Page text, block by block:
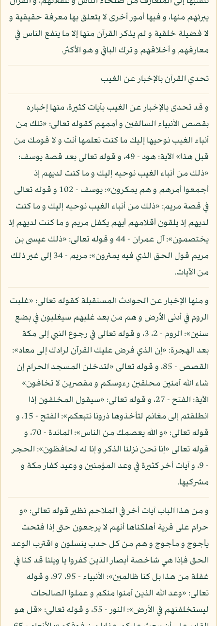
يبرئهم منها، و فيها أمور أخرى لا يتعلق بها معرفة حقيقية و
لا فضيلة خلقية و لم يذكر القرآن منها إلا ما ينفع الناس في
معارفهم و أخلاقهم و ترك الباقي و هو الأكثر.
تحدي القرآن بالإخبار عن الغيب
و قد تحدى بالإخبار عن الغيب بآيات كثيرة، منها إخباره
بقصص الأنبياء السالفين و أممهم كقوله تعالى: «تلك من
أنباء الغيب نوحيها إليك ما كنت تعلمها أنت و لا قومك من
قبل هذا» الآية: هود - 49، و قوله تعالى بعد قصة يوسف:
«ذلك من أنباء الغيب نوحيه إليك و ما كنت لديهم إذ
أجمعوا أمرهم و هم يمكرون»: يوسف - 102 و قوله تعالى
في قصة مريم: «ذلك من أنباء الغيب نوحيه إليك و ما كنت
لديهم إذ يلقون أقلامهم أيهم يكفل مريم و ما كنت لديهم إذ
يختصمون»: آل عمران - 44 و قوله تعالى: «ذلك عيسى بن
مريم قول الحق الذي فيه يمترون»: مريم - 34 إلى غير ذلك
من الآيات.
و منها الإخبار عن الحوادث المستقبلة كقوله تعالى: «غلبت
الروم في أدنى الأرض و هم من بعد غلبهم سيغلبون في بضع
سنين»: الروم - 2، 3، و قوله تعالى في رجوع النبي إلى مكة
بعد الهجرة: «إن الذي فرض عليك القرآن لرادك إلى معاد»:
القصص - 85، و قوله تعالى «لتدخلن المسجد الحرام إن
شاء الله آمنين محلقين رءوسكم و مقصرين لا تخافون»
الآية: الفتح - 27، و قوله تعالى: «سيقول المخلفون إذا
انطلقتم إلى مغانم لتأخذوها ذرونا نتبعكم»: الفتح - 15، و
قوله تعالى: «و الله يعصمك من الناس»: المائدة - 70، و
قوله تعالى «إنا نحن نزلنا الذكر و إنا له لحافظون»: الحجر
- 9، و آيات أخر كثيرة في وعد المؤمنين و وعيد كفار مكة و
مشركيها.
و من هذا الباب آيات أخر في الملاحم نظير قوله تعالى: «و
حرام على قرية أهلكناها أنهم لا يرجعون حتى إذا فتحت
يأجوج و مأجوج و هم من كل حدب ينسلون و اقترب الوعد
الحق فإذا هي شاخصة أبصار الذين كفروا يا ويلنا قد كنا في
غفلة من هذا بل كنا ظالمين»: الأنبياء - 95، 97، و قوله
تعالى: «وعد الله الذين آمنوا منكم و عملوا الصالحات
ليستخلفنهم في الأرض»: النور - 55، و قوله تعالى: «قل هو